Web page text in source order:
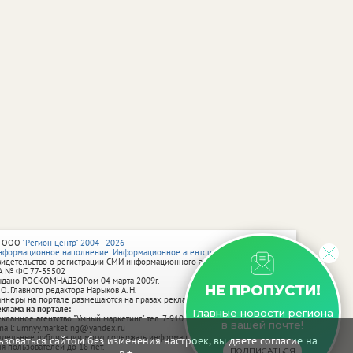
сайтом без изменения настроек, вы даете согласие на
НЕ ПРОПУСТИ!
Главные новости региона
в вашей почте!
"Регион центр" 2004 - 2026
наполнение: Информационное агентство vRossii.ru
о регистрации СМИ информационного агентства vRossii.ru
№ ФС 77‑35502
РОСКОМНАДЗОРом 04 марта 2009г.
Главного редактора Нарыков А. Н.
на портале размещаются на правах рекламы.
на портале:
агентство "Умный маркетинг" тел. 7-910-267-70-40,
umnyy.marketing@yandex.ru
публикации могут содержать информацию, не предназначенную
пользователей до 18 лет.